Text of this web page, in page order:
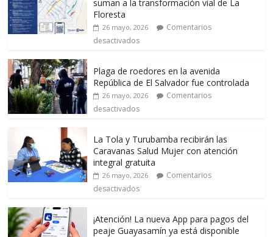
suman a la transformación vial de La
Floresta
26 mayo, 2026
Comentarios
desactivados
Plaga de roedores en la avenida
República de El Salvador fue controlada
26 mayo, 2026
Comentarios
desactivados
La Tola y Turubamba recibirán las
Caravanas Salud Mujer con atención
integral gratuita
26 mayo, 2026
Comentarios
desactivados
¡Atención! La nueva App para pagos del
peaje Guayasamín ya está disponible